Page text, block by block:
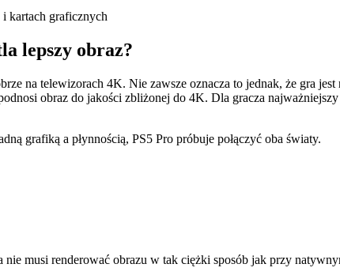
lepszy obraz?
na telewizorach 4K. Nie zawsze oznacza to jednak, że gra
obraz do jakości zbliżonej do 4K. Dla gracza
grafiką a płynnością, PS5 Pro próbuje połączyć oba światy.
nie musi renderować obrazu w tak ciężki sposób jak przy